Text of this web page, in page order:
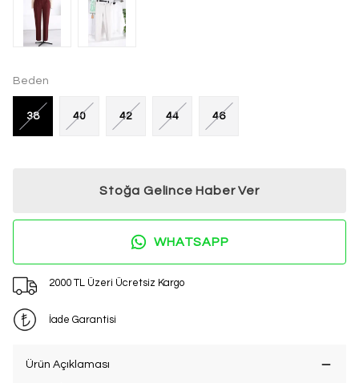
Beden
38 40 42 44 46
Stoğa Gelince Haber Ver
WHATSAPP
2000 TL Üzeri Ücretsiz Kargo
İade Garantisi
Ürün Açıklaması